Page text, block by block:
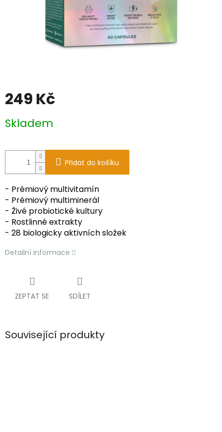
249 Kč
cena:
Skladem
Přidat do košíku
- Prémiový multivitamín
- Prémiový multiminerál
- Živé probiotické kultury
- Rostlinné extrakty
- 28 biologicky aktivních složek
Detailní informace
ZEPTAT SE SDÍLET
Související produkty